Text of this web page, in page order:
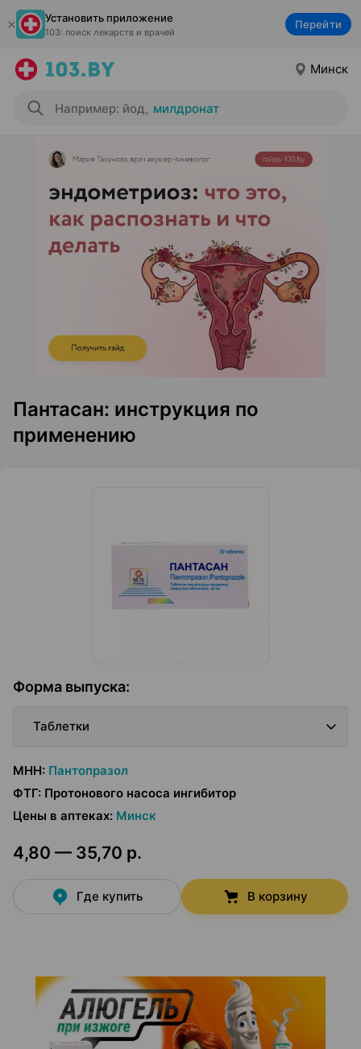
Установить приложение
103: поиск лекарств и врачей
Перейти
Минск
Например: йод, милдронат
Пантасан: инструкция по
применению
Форма выпуска:
Таблетки
МНН: Пантопразол
ФТГ: Протонового насоса ингибитор
Цены в аптеках: Минск
4,80 — 35,70 р.
Где купить В корзину